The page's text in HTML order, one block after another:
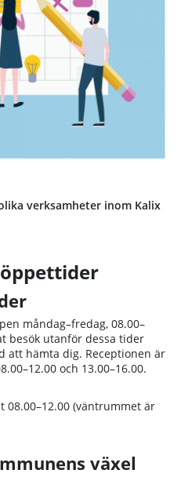
verksamheter inom Kalix
måndag–fredag, 08.00–
besök utanför dessa tider
att hämta dig. Receptionen är
och 13.00–16.00.
08.00–12.00 (väntrummet är
växel